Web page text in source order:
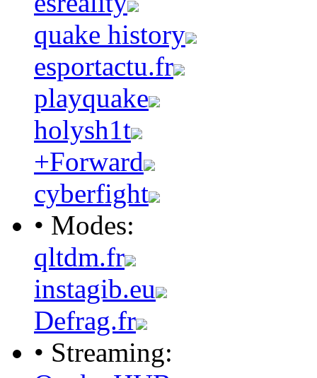
quake history
esportactu.fr
playquake
holysh1t
+Forward
cyberfight
• Modes:
qltdm.fr
instagib.eu
Defrag.fr
• Streaming: